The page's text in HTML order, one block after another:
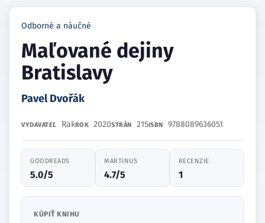
Odborné a náučné
Maľované dejiny
Bratislavy
Pavel Dvořák
VYDAVATEĽ RakROK 2020STRÁN 215ISBN 9788089636051
GOODREADS
5.0/5
MARTINUS
4.7/5
RECENZIE
1
KÚPIŤ KNIHU